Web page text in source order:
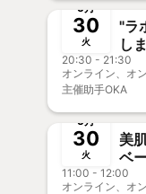
5月
30
火
"ラ
し
20:30 - 21:30
オンライン、オ
主催助手OKA
終了
5月
30
火
美
ベ
11:00 - 12:00
オンライン、オ